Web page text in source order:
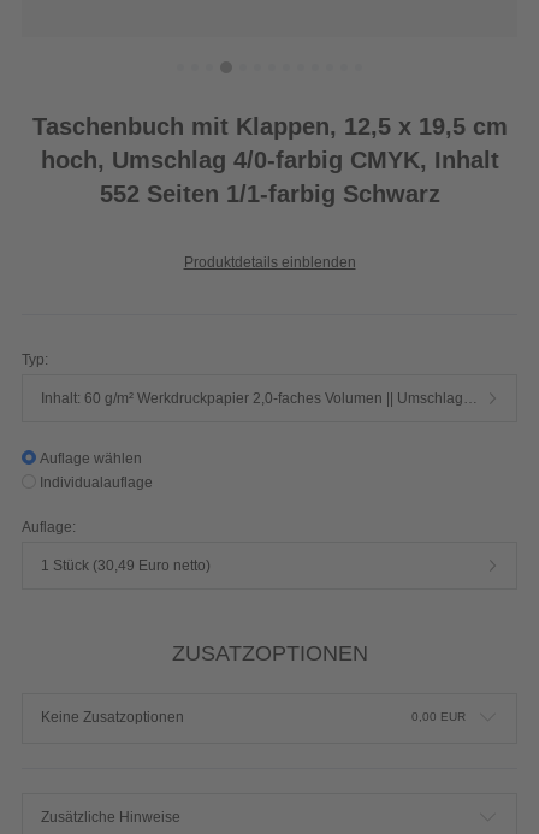
Taschenbuch mit Klappen, 12,5 x 19,5 cm
hoch, Umschlag 4/0-farbig CMYK, Inhalt
552 Seiten 1/1-farbig Schwarz
Produktdetails einblenden
Typ:
Auflage wählen
Individualauflage
Auflage:
1 Stück (30,49 Euro netto)
ZUSATZOPTIONEN
Keine Zusatzoptionen 0,00 EUR
Zusätzliche Hinweise